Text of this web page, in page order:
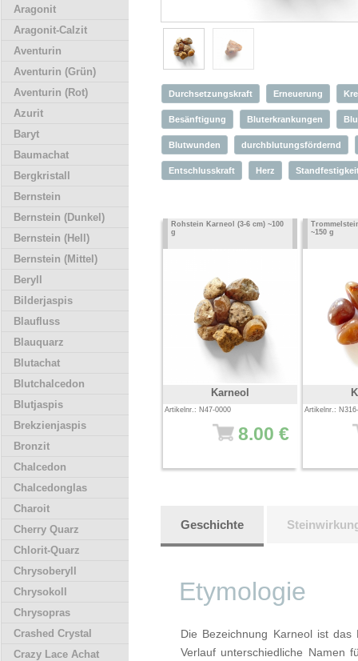
Durchsetzungskraft Erneuerung
Besänftigung Bluterkrankungen
Blutwunden durchblutungsfördernd
Entschlusskraft Herz
Rohstein Karneol (3-6 cm) ~100
g
Karneol
Artikelnr.: N47-0000
8.00 €
~150 g
Artikelnr.:
Geschichte
Etymologie
Die Bezeichnung Karneol ist das
Verlauf unterschiedliche Namen
Aragonit
Aragonit-Calzit
Aventurin
Aventurin (Grün)
Aventurin (Rot)
Azurit
Baryt
Baumachat
Bergkristall
Bernstein
Bernstein (Dunkel)
Bernstein (Hell)
Bernstein (Mittel)
Beryll
Bilderjaspis
Blaufluss
Blauquarz
Blutachat
Blutchalcedon
Blutjaspis
Brekzienjaspis
Bronzit
Chalcedon
Chalcedonglas
Charoit
Cherry Quarz
Chlorit-Quarz
Chrysoberyll
Chrysokoll
Chrysopras
Crashed Crystal
Crazy Lace Achat